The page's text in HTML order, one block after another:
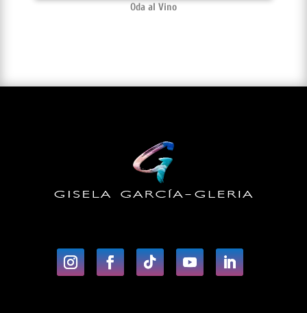
Oda al Vino